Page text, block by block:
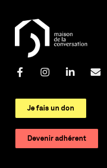
Je fais un don
Devenir adhérent